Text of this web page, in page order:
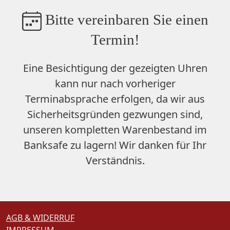
Bitte vereinbaren Sie einen
Termin!
Eine Besichtigung der gezeigten Uhren
kann nur nach vorheriger
Terminabsprache erfolgen, da wir aus
Sicherheitsgründen gezwungen sind,
unseren kompletten Warenbestand im
Banksafe zu lagern! Wir danken für Ihr
Verständnis.
AGB & WIDERRUF